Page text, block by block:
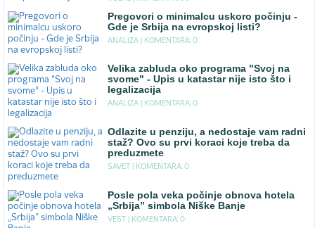
Pregovori o minimalcu uskoro počinju -
Gde je Srbija na evropskoj listi?
ANALIZA | KOMENTARA: 0
Velika zabluda oko programa "Svoj na
svome" - Upis u katastar nije isto što i
legalizacija
ANALIZA | KOMENTARA: 0
Odlazite u penziju, a nedostaje vam radni
staž? Ovo su prvi koraci koje treba da
preduzmete
SAVET | KOMENTARA: 0
Posle pola veka počinje obnova hotela
„Srbija” simbola Niške Banje
VEST | KOMENTARA: 0